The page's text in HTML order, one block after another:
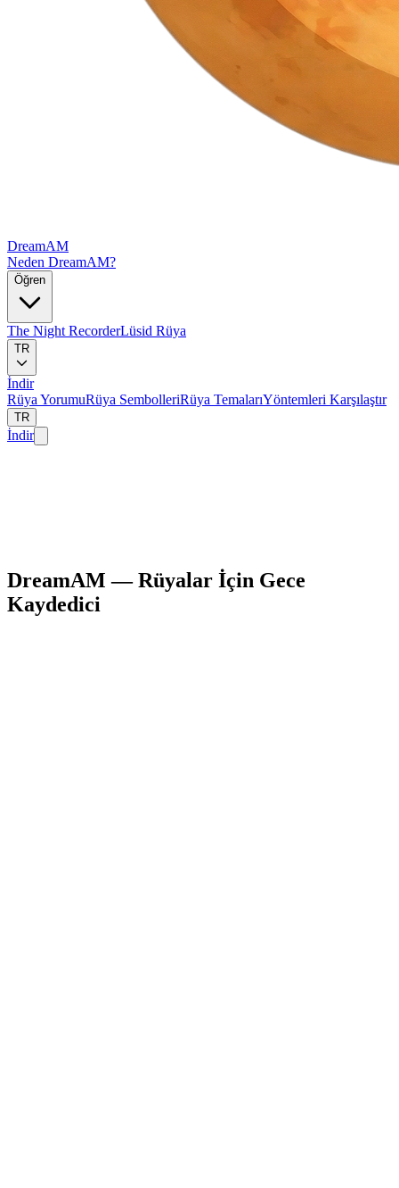
DreamAM
Neden DreamAM?
Öğren
The Night RecorderLüsid Rüya
TR
İndir
Rüya YorumuRüya SembolleriRüya TemalarıYöntemleri Karşılaştır
TR
İndir
DreamAM — Rüyalar İçin Gece
Kaydedici